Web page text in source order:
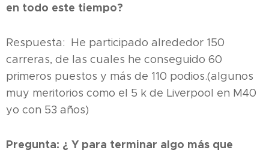
en todo este tiempo?
Respuesta: He participado alrededor 150
carreras, de las cuales he conseguido 60
primeros puestos y más de 110 podios.(algunos
muy meritorios como el 5 k de Liverpool en M40
yo con 53 años)
Pregunta: ¿ Y para terminar algo más que